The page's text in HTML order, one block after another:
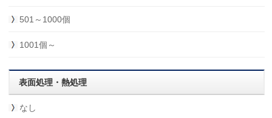
501～1000個
1001個～
表面処理・熱処理
なし